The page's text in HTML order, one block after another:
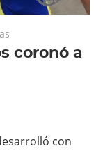
coronó a
con